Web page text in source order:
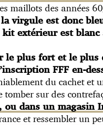
maillots des années
virgule est donc
kit extérieur est blanc
le plus fort et le plus
FFF en-
du cachet et
tomber sur des
ou dans un magasin
et ressembler un